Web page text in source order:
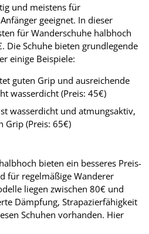
und meistens für
geeignet. In dieser
für Wanderschuhe halbhoch
Die Schuhe bieten grundlegende
einige Beispiele:
guten Grip und ausreichende
wasserdicht (Preis: 45€)
wasserdicht und atmungsaktiv,
Grip (Preis: 65€)
bieten ein besseres Preis-
für regelmäßige Wanderer
liegen zwischen 80€ und
Dämpfung, Strapazierfähigkeit
Schuhen vorhanden. Hier